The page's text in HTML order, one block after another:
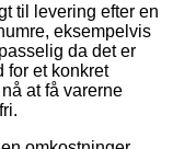
til levering efter en
eksempelvis
da det er
for et konkret
at få varerne